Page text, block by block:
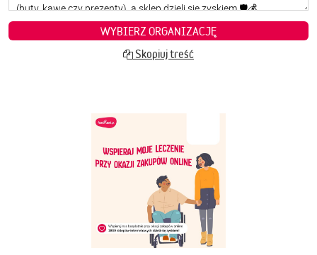
WYBIERZ ORGANIZACJĘ
Skopiuj treść